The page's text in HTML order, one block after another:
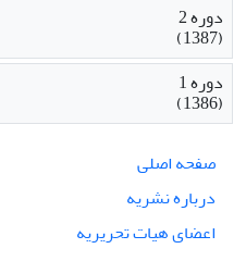
دوره 2
(1387)
دوره 1
(1386)
صفحه اصلی
درباره نشریه
اعضای هیات تحریریه